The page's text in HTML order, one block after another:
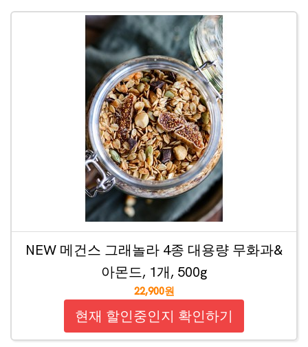
NEW 메건스 그래놀라 4종 대용량 무화과&
아몬드, 1개, 500g
22,900원
현재 할인중인지 확인하기